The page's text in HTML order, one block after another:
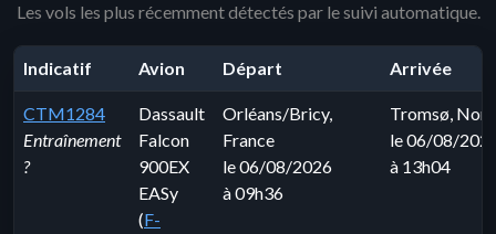
Les vols les plus récemment détectés par le suivi automatique.
Indicatif Avion Départ Arrivée
CTM1284
Entraînement
?
Dassault
Falcon
900EX
EASy
(F-
Orléans/Bricy,
France
le 06/08/2026
à 09h36
Tromsø,
le 06/08/
à 13h04